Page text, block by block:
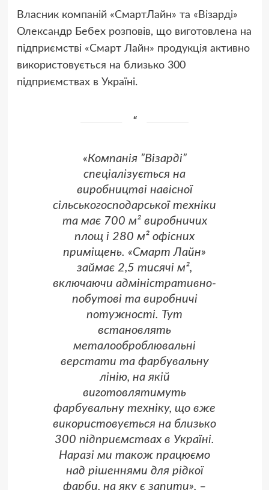
Власник компаній «СмартЛайн» та «Візарді»
Олександр Бебех розповів, що виготовлена на
підприємстві «Смарт Лайн» продукція активно
використовується на близько 300
підприємствах в Україні.
«Компанія ”Візарді”
спеціалізується на
виробництві навісної
сільськогосподарської техніки
та має 700 м² виробничих
площ і 280 м² офісних
приміщень. «Смарт Лайн»
займає 2,5 тисячі м²,
включаючи адміністративно-
побутові та виробничі
потужності. Тут
встановлять
металооброблювальні
верстати та фарбувальну
лінію, на якій
виготовлятимуть
фарбувальну техніку, що вже
використовується на близько
300 підприємствах в Україні.
Наразі ми також працюємо
над рішеннями для рідкої
фарби, на яку є запити», –